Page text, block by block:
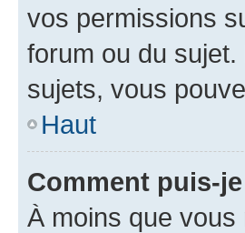
vos permissions
forum ou du
sujets, vous
Haut
Comment puis-
À moins que